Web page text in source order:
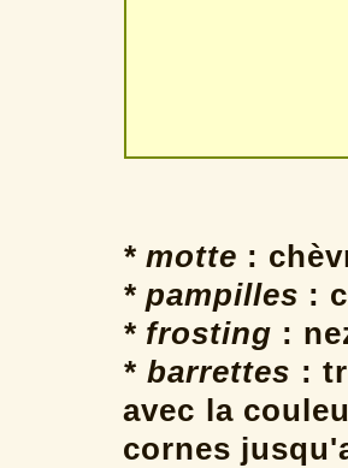
* motte :
* pampilles :
* frosting :
* barrettes :
avec la
cornes